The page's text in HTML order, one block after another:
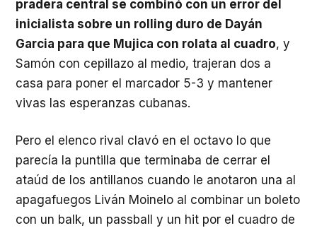
pradera central se combinó con un error del
inicialista sobre un rolling duro de Dayán
Garcia para que Mujica con rolata al cuadro, y
Samón con cepillazo al medio, trajeran dos a
casa para poner el marcador 5-3 y mantener
vivas las esperanzas cubanas.
Pero el elenco rival clavó en el octavo lo que
parecía la puntilla que terminaba de cerrar el
ataúd de los antillanos cuando le anotaron una al
apagafuegos Liván Moinelo al combinar un boleto
con un balk, un passball y un hit por el cuadro de